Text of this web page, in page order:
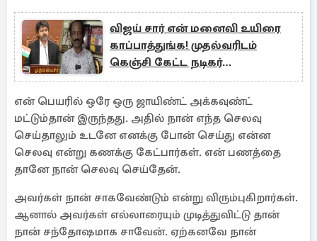
விஜய் சார் என் மனைவி உயிரை
காப்பாத்துங்க! முதல்வரிடம்
கெஞ்சி கேட்ட நடிகர்
முத்துக்காளை
என் பெயரில் ஒரே ஒரு ஜாயிண்ட் அக்கவுண்ட்
மட்டும்தான் இருந்தது. அதில் நான் எந்த செலவு
செய்தாலும் உடனே எனக்கு போன் செய்து என்ன
செலவு என்று கணக்கு கேட்பார்கள். என் பணத்தை
தானே நான் செலவு செய்தேன்.
அவர்கள் நான் சாகவேண்டும் என்று விரும்புகிறார்கள்.
ஆனால் அவர்கள் எல்லாரையும் முடித்துவிட்டு தான்
நான் சந்தோஷமாக சாவேன். ஏற்கனவே நான்